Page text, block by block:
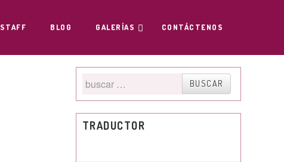
STAFF BLOG GALERÍAS CONTÁCTENOS
Buscar
por
BUSCAR
TRADUCTOR